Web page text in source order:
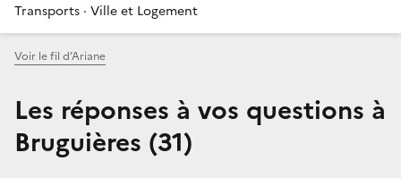
Transports · Ville et Logement
Voir le fil d’Ariane
Les réponses à vos questions à
Bruguières (31)